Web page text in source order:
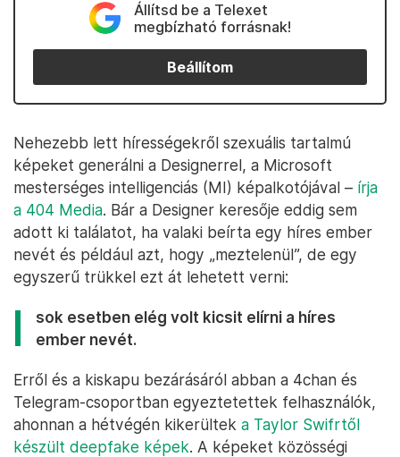
Állítsd be a Telexet
megbízható forrásnak!
Beállítom
Nehezebb lett hírességekről szexuális tartalmú
képeket generálni a Designerrel, a Microsoft
mesterséges intelligenciás (MI) képalkotójával – írja
a 404 Media. Bár a Designer keresője eddig sem
adott ki találatot, ha valaki beírta egy híres ember
nevét és például azt, hogy „meztelenül”, de egy
egyszerű trükkel ezt át lehetett verni:
sok esetben elég volt kicsit elírni a híres
ember nevét.
Erről és a kiskapu bezárásáról abban a 4chan és
Telegram-csoportban egyeztetettek felhasználók,
ahonnan a hétvégén kikerültek a Taylor Swifrtől
készült deepfake képek. A képeket közösségi